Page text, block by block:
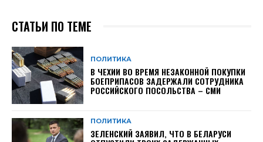
СТАТЬИ ПО ТЕМЕ
ПОЛИТИКА
В ЧЕХИИ ВО ВРЕМЯ НЕЗАКОННОЙ ПОКУПКИ
БОЕПРИПАСОВ ЗАДЕРЖАЛИ СОТРУДНИКА
РОССИЙСКОГО ПОСОЛЬСТВА – СМИ
ПОЛИТИКА
ЗЕЛЕНСКИЙ ЗАЯВИЛ, ЧТО В БЕЛАРУСИ